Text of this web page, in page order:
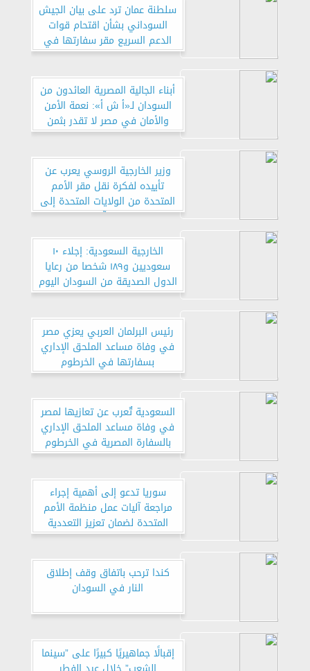
سلطنة عمان ترد على بيان الجيش
السوداني بشأن اقتحام قوات
الدعم السريع مقر سفارتها في
الخرطوم
أبناء الجالية المصرية العائدون من
السودان لـ«أ ش أ»: نعمة الأمن
والأمان في مصر لا تقدر بثمن
وزير الخارجية الروسي يعرب عن
تأييده لفكرة نقل مقر الأمم
المتحدة من الولايات المتحدة إلى
بلد آخر
الخارجية السعودية: إجلاء ١٠
سعوديين و١٨٩ شخصا من رعايا
الدول الصديقة من السودان اليوم
رئيس البرلمان العربي يعزي مصر
في وفاة مساعد الملحق الإداري
بسفارتها في الخرطوم
السعودية تٌعرب عن تعازيها لمصر
في وفاة مساعد الملحق الإداري
بالسفارة المصرية في الخرطوم
سوريا تدعو إلى أهمية إجراء
مراجعة آليات عمل منظمة الأمم
المتحدة لضمان تعزيز التعددية
الحقيقية
كندا ترحب باتفاق وقف إطلاق
النار في السودان
إقبالًا جماهيريًا كبيرًا على ”سينما